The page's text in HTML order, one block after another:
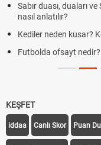
Sabır duası, duaları
nasıl anlatılır?
Kediler neden kusar?
Futbolda ofsayt nedir?
KEŞFET
iddaa Canlı Skor Puan